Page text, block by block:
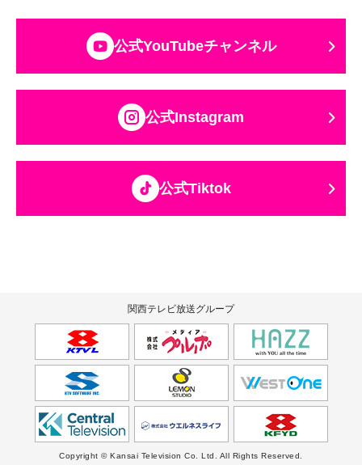
公式YouTubeチャンネル
公式Instagram
公式Tiktok
関西テレビ放送グループ
Copyright © Kansai Television Co. Ltd. All Rights Reserved.